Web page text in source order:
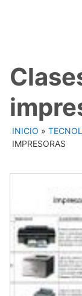
INICIO »
IMPRESORAS